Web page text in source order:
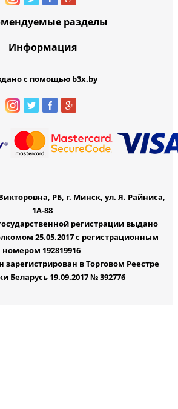
разделы
Информация
с помощью b3x.by
РБ, г. Минск, ул. Я. Райниса,
1А-88
регистрации выдано
25.05.2017 с регистрационным
номером 192819916
зарегистрирован в Торговом Реестре
Беларусь 19.09.2017 № 392776